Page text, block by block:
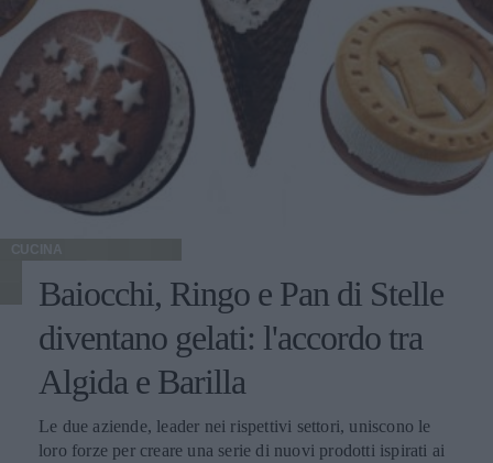
CUCINA
Baiocchi, Ringo e Pan di Stelle
diventano gelati: l'accordo tra
Algida e Barilla
Le due aziende, leader nei rispettivi settori, uniscono le
loro forze per creare una serie di nuovi prodotti ispirati ai